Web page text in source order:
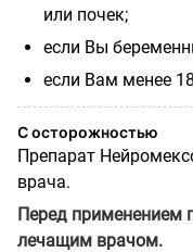
или почек;
если Вы
если Вам менее
С осторожностью
Препарат
врача.
Перед применением
лечащим врачом.